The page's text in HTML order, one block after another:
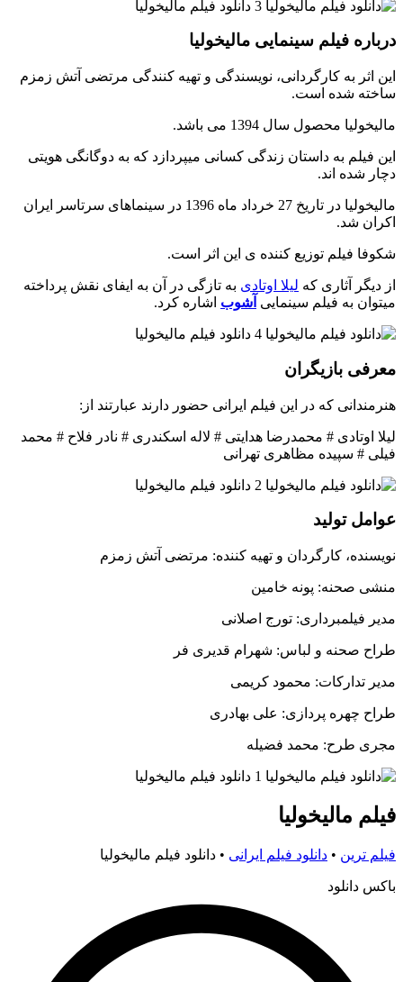
درباره فیلم سینمایی مالیخولیا
این اثر به کارگردانی، نویسندگی و تهیه کنندگی مرتضی آتش زمزم
ساخته شده است.
مالیخولیا محصول سال 1394 می باشد.
این فیلم به داستان زندگی کسانی میپردازد که به دوگانگی هویتی
دچار شده اند.
مالیخولیا در تاریخ 27 خرداد ماه 1396 در سینماهای سرتاسر ایران
اکران شد.
شکوفا فیلم توزیع کننده ی این اثر است.
از دیگر آثاری که لیلا اوتادی به تازگی در آن به ایفای نقش پرداخته
میتوان به فیلم سینمایی آشوب اشاره کرد.
معرفی بازیگران
هنرمندانی که در این فیلم ایرانی حضور دارند عبارتند از:
لیلا اوتادی # محمدرضا هدایتی # لاله اسکندری # نادر فلاح # محمد
فیلی # سپیده مظاهری تهرانی
عوامل تولید
نویسنده، کارگردان و تهیه کننده: مرتضی آتش زمزم
منشی صحنه: پونه خامین
مدیر فیلمبرداری: تورج اصلانی
طراح صحنه و لباس: شهرام قدیری فر
مدیر تدارکات: محمود کریمی
طراح چهره پردازی: علی بهادری
مجری طرح: محمد فضیله
فیلم مالیخولیا
فیلم ترین • دانلود فیلم ایرانی • دانلود فیلم مالیخولیا
باکس دانلود